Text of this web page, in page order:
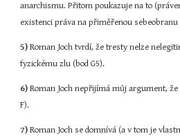
anarchismu. Přitom poukazuje na to
existenci práva na přiměřenou sebeobranu
5) Roman Joch tvrdí, že tresty nelze
fyzickému zlu (bod G5).
6) Roman Joch nepřijímá můj argument,
F).
7) Roman Joch se domnívá (a v tom je